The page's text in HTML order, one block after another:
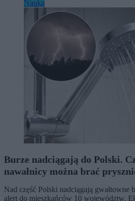
Nauka
Burze nadciągają do Polski.
nawałnicy można brać
Nad część Polski nadciągają gwałtowne
alert do mieszkańców 10 województw.